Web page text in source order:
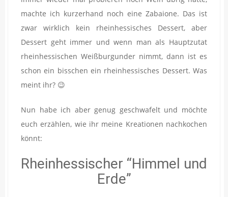
machte ich kurzerhand noch eine Zabaione. Das ist
zwar wirklich kein rheinhessisches Dessert, aber
Dessert geht immer und wenn man als Hauptzutat
rheinhessischen Weißburgunder nimmt, dann ist es
schon ein bisschen ein rheinhessisches Dessert. Was
meint ihr? 😉
Nun habe ich aber genug geschwafelt und möchte
euch erzählen, wie ihr meine Kreationen nachkochen
könnt:
Rheinhessischer “Himmel und
Erde”